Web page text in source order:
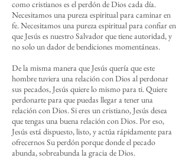
como cristianos es el perdón de Dios cada día.
Necesitamos una pureza espiritual para caminar en
fe. Necesitamos una pureza espiritual para confiar en
que Jesús es nuestro Salvador que tiene autoridad, y
no solo un dador de bendiciones momentáneas.
De la misma manera que Jesús quería que este
hombre tuviera una relación con Dios al perdonar
sus pecados, Jesús quiere lo mismo para ti. Quiere
perdonarte para que puedas llegar a tener una
relación con Dios. Si eres un cristiano, Jesús desea
que tengas una buena relación con Dios. Por eso,
Jesús está dispuesto, listo, y actúa rápidamente para
ofrecernos Su perdón porque donde el pecado
abunda, sobreabunda la gracia de Dios.